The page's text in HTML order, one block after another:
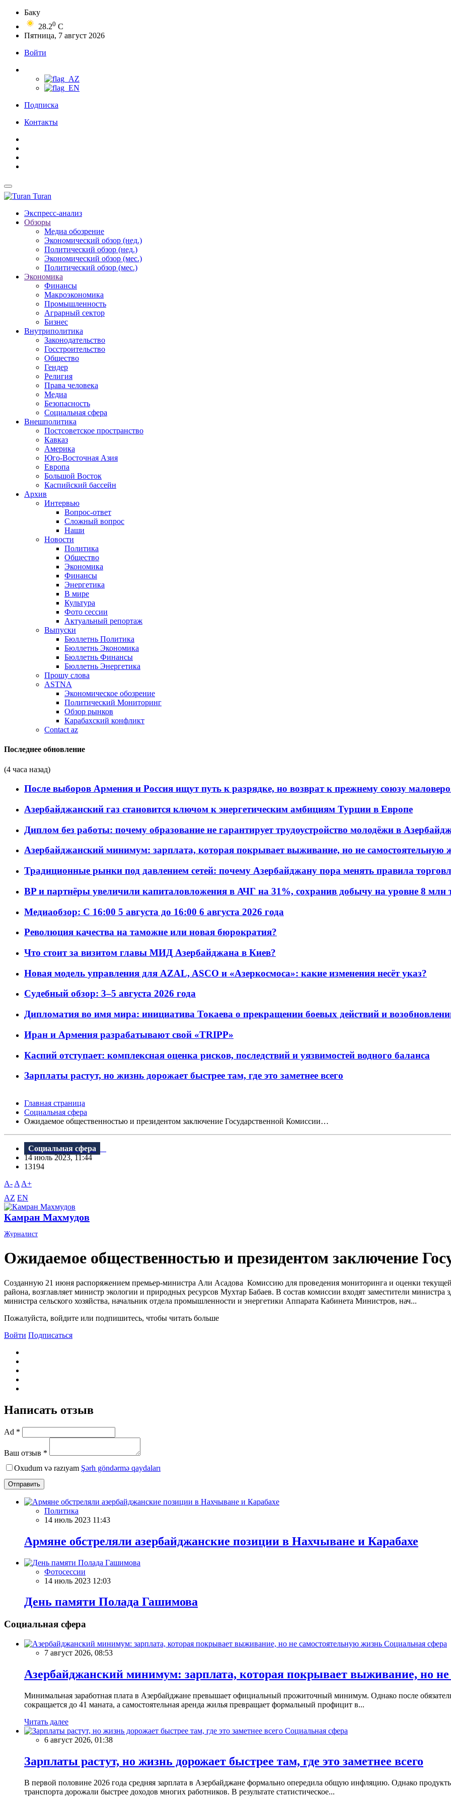
Баку
28.20 C
Пятница, 7 август 2026
Войти
Подписка
Контакты
Turan
Экспресс-анализ
Обзоры
Медиа обозрение
Экономический обзор (нед.)
Политический обзор (нед.)
Экономический обзор (мес.)
Политический обзор (мес.)
Экономика
Финансы
Макроэкономика
Промышленность
Аграрный сектор
Бизнес
Внутриполитика
Законодательство
Госстроительство
Общество
Гендер
Религия
Права человека
Медиа
Безопасность
Социальная сфера
Внешполитика
Постсоветское пространство
Кавказ
Америка
Юго-Восточная Азия
Европа
Большой Восток
Каспийский бассейн
Архив
Интервью
Вопрос-ответ
Сложный вопрос
Наши
Новости
Политика
Общество
Экономика
Финансы
Энергетика
В мире
Культура
Фото сессии
Актуальный репортаж
Выпуски
Бюллетнь Политика
Бюллетнь Экономика
Бюллетнь Финансы
Бюллетнь Энергетика
Прошу слова
ASTNA
Экономическое обозрение
Политический Мониторинг
Обзор рынков
Карабахский конфликт
Contact az
Последнее обновление
(4 часа назад)
После выборов Армения и Россия ищут путь к разрядке, но возврат к прежнему союзу
Азербайджанский газ становится ключом к энергетическим амбициям Турции в Европе
Диплом без работы: почему образование не гарантирует трудоустройство молодёжи в
Азербайджанский минимум: зарплата, которая покрывает выживание, но не самостоятельную
Традиционные рынки под давлением сетей: почему Азербайджану пора менять правила
BP и партнёры увеличили капиталовложения в АЧГ на 31%, сохранив добычу на уровне 8 млн
Медиаобзор: С 16:00 5 августа до 16:00 6 августа 2026 года
Революция качества на таможне или новая бюрократия?
Что стоит за визитом главы МИД Азербайджана в Киев?
Новая модель управления для AZAL, ASCO и «Азеркосмоса»: какие изменения несёт указ?
Судебный обзор: 3–5 августа 2026 года
Дипломатия во имя мира: инициатива Токаева о прекращении боевых действий и
Иран и Армения разрабатывают свой «TRIPP»
Каспий отступает: комплексная оценка рисков, последствий и уязвимостей водного баланса
Зарплаты растут, но жизнь дорожает быстрее там, где это заметнее всего
Главная страница
Социальная сфера
Ожидаемое общественностью и президентом заключение Государственной Комиссии…
Социальная сфера
14 июль 2023, 11:44
13194
A- A A+
AZ EN
Камран Махмудов
Журналист
Ожидаемое общественностью и президентом заключение
Созданную 21 июня распоряжением премьер-министра Али Асадова Комиссию для проведения мониторинга и оценки
района, возглавляет министр экологии и природных ресурсов Мухтар Бабаев. В состав комиссии входят заместители
министра сельского хозяйства, начальник отдела промышленности и энергетики Аппарата Кабинета Министров, нач...
Пожалуйста, войдите или подпишитесь, чтобы читать больше
Войти Подписаться
Написать отзыв
Ad *
Ваш отзыв *
Oxudum və razıyam Şərh göndərmə qaydaları
Отправить
Политика
14 июль 2023 11:43
Армяне обстреляли азербайджанские позиции в Нахчыване и Карабахе
Фотосессии
14 июль 2023 12:03
День памяти Полада Гашимова
Социальная сфера
Социальная сфера
7 август 2026, 08:53
Азербайджанский минимум: зарплата, которая покрывает выживание, но
Минимальная заработная плата в Азербайджане превышает официальный прожиточный минимум. Однако после
сокращается до 41 маната, а самостоятельная аренда жилья превращает формальный профицит в...
Читать далее
Социальная сфера
6 август 2026, 01:38
Зарплаты растут, но жизнь дорожает быстрее там, где это заметнее всего
В первой половине 2026 года средняя зарплата в Азербайджане формально опередила общую инфляцию. Однако
транспорта дорожали быстрее доходов многих работников. В результате статистическое...